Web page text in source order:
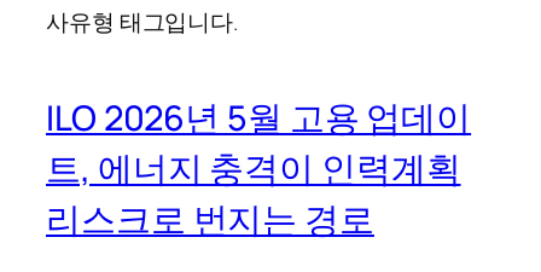
사유형 태그입니다.
ILO 2026년 5월 고용 업데이
트, 에너지 충격이 인력계획
리스크로 번지는 경로